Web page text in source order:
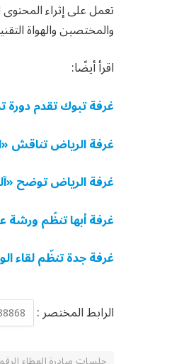
تعمل على إثراء المحتوى
والمختصين والهواة
اقرأ أيضًا:
غرفة تبوك تقدم دورة
غرفة الرياض تناقش
غرفة الرياض توضح
غرفة أبها تنظّم ورشة
غرفة جدة تنظّم لقاء
الرابط المختصر :